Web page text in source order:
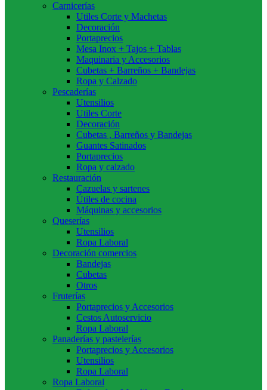
Carnicerías
Utiles Corte y Machetas
Decoración
Portaprecios
Mesa Inox + Tajos + Tablas
Maquinaria y Accesorios
Cubetas + Barreños + Bandejas
Ropa y Calzado
Pescaderías
Utensilios
Utiles Corte
Decoración
Cubetas , Barreños y Bandejas
Guantes Satinados
Portaprecios
Ropa y calzado
Restauración
Cazuelas y sartenes
Útiles de cocina
Máquinas y accesorios
Queserías
Utensilios
Ropa Laboral
Decoración comercios
Bandejas
Cubetas
Otros
Fruterías
Portaprecios y Accesorios
Cestos Autoservicio
Ropa Laboral
Panaderías y pastelerías
Portaprecios y Accesorios
Utensilios
Ropa Laboral
Ropa Laboral